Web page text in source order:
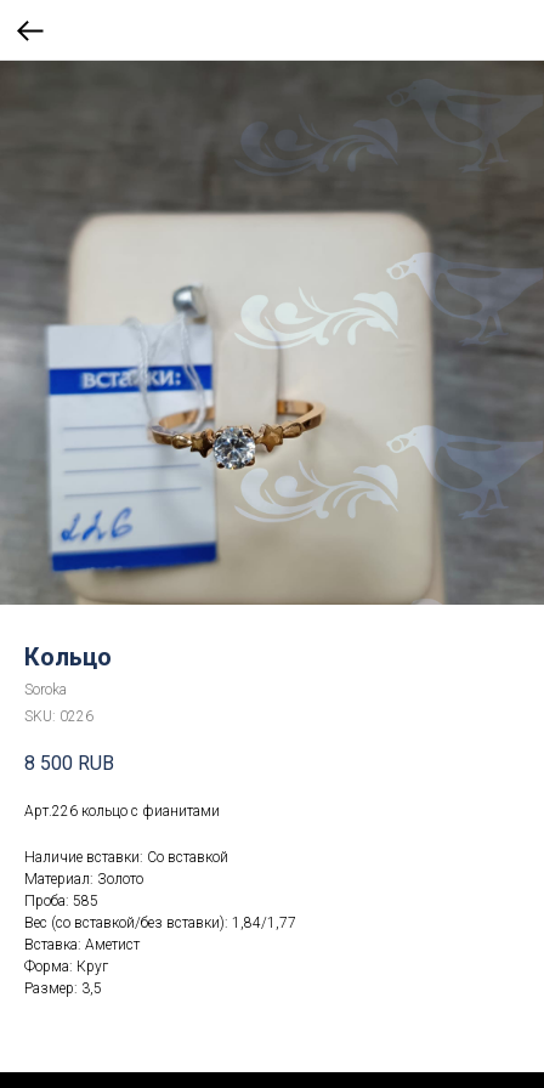
Кольцо
Soroka
SKU: 0226
8 500 RUB
Арт.226 кольцо с фианитами
Наличие вставки: Со вставкой
Материал: Золото
Проба: 585
Вес (со вставкой/без вставки): 1,84/1,77
Вставка: Аметист
Форма: Круг
Размер: 3,5